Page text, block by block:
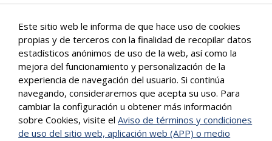
Mecanismos de contacto
Software para personas en situación de discapacidad
Signos en Red
Intranet de Dimar
Correo Institucional
Políticas
Mapa del sitio
Este sitio web le informa de que hace uso de cookies
propias y de terceros con la finalidad de recopilar datos
estadísticos anónimos de uso de la web, así como la
mejora del funcionamiento y personalización de la
experiencia de navegación del usuario. Si continúa
navegando, consideraremos que acepta su uso. Para
cambiar la configuración u obtener más información
sobre Cookies, visite elAviso de términos y condiciones
de uso del sitio web, aplicación web (APP) o medio